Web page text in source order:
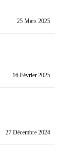
25 Mars 2025
16 Février 2025
27 Décembre 2024